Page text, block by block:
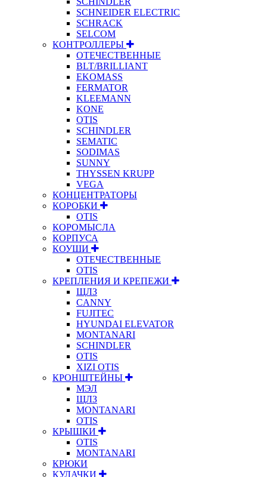
SCHNEIDER ELECTRIC
SCHRACK
SELCOM
КОНТРОЛЛЕРЫ
ОТЕЧЕСТВЕННЫЕ
BLT/BRILLIANT
EKOMASS
FERMATOR
KLEEMANN
KONE
OTIS
SCHINDLER
SEMATIC
SODIMAS
SUNNY
THYSSEN KRUPP
VEGA
КОНЦЕНТРАТОРЫ
КОРОБКИ
OTIS
КОРОМЫСЛА
КОРПУСА
КОУШИ
ОТЕЧЕСТВЕННЫЕ
OTIS
КРЕПЛЕНИЯ И КРЕПЕЖИ
ЩЛЗ
CANNY
FUJITEC
HYUNDAI ELEVATOR
MONTANARI
SCHINDLER
OTIS
XIZI OTIS
КРОНШТЕЙНЫ
МЭЛ
ЩЛЗ
MONTANARI
OTIS
КРЫШКИ
OTIS
MONTANARI
КРЮКИ
КУЛАЧКИ